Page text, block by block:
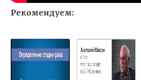
Рекомендуем: